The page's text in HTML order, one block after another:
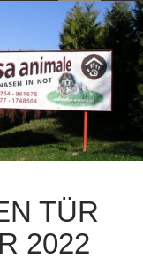
MENÜ
TÜR
2022